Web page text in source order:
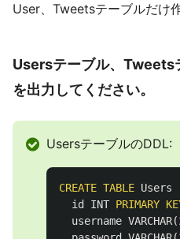
User、Tweetsテーブルだけ
Usersテーブル、Tweets
を出力してください。
UsersテーブルのDDL:
CREATE TABLE Users
id
INT PRIMARY
username VARCHAR(